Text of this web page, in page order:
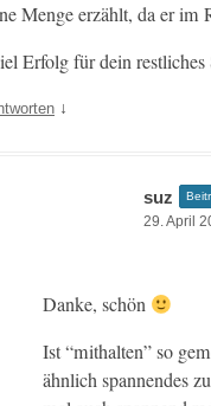
Menge erzählt, da er im
Erfolg für dein
↓
suz
29. April
Danke, schön
Ist “mithal­ten” so
ähn­lich span­nen­des